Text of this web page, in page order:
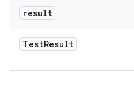
result
TestResult